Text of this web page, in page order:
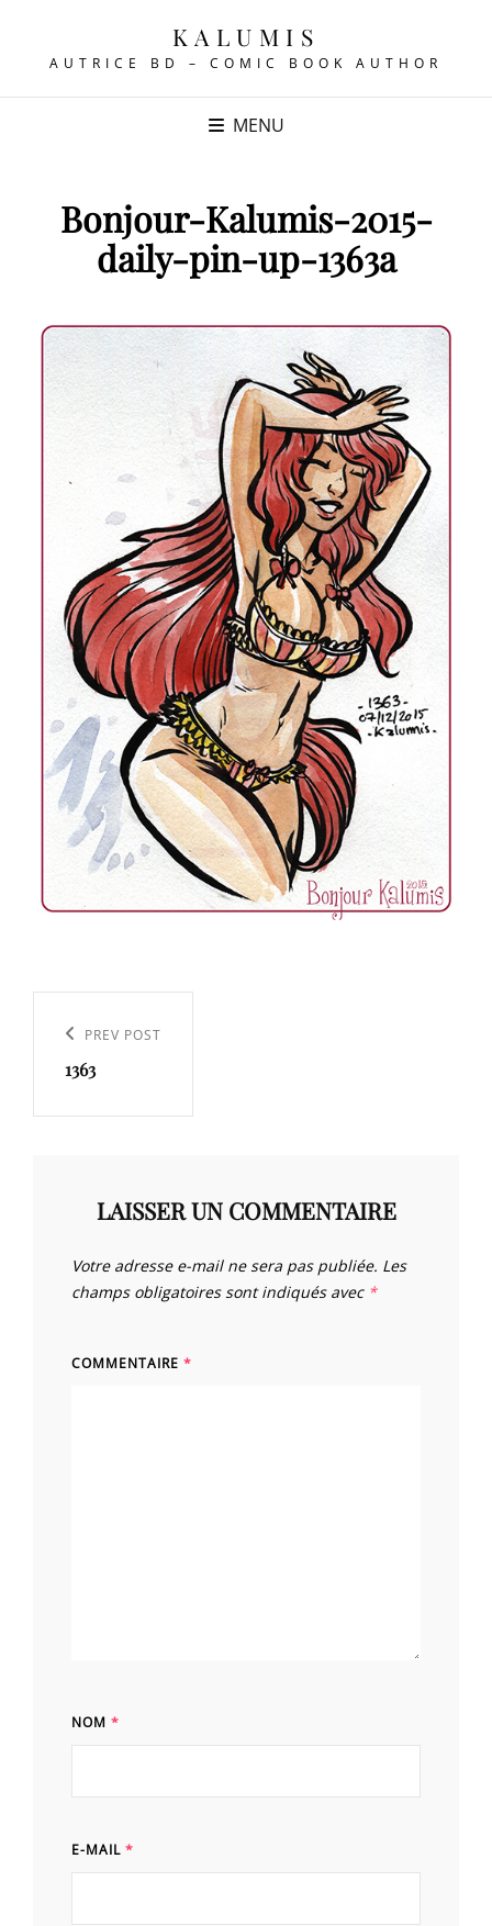
KALUMIS
AUTRICE BD – COMIC BOOK AUTHOR
MENU
Bonjour-Kalumis-2015-
daily-pin-up-1363a
l’article
Previous
Post
PREV POST
1363
LAISSER UN COMMENTAIRE
Votre adresse e-mail ne sera pas publiée. Les
champs obligatoires sont indiqués avec *
COMMENTAIRE *
NOM *
E-MAIL *